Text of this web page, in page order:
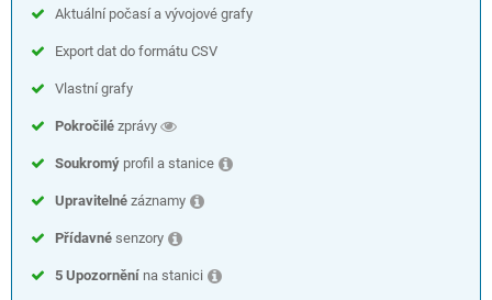
Aktuální počasí a vývojové grafy
Export dat do formátu CSV
Vlastní grafy
Pokročilé zprávy
Soukromý profil a stanice
Upravitelné záznamy
Přídavné senzory
5 Upozornění na stanici